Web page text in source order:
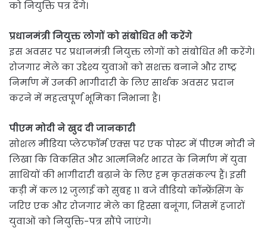
को नियुक्ति पत्र देंगे।
प्रधानमंत्री नियुक्त लोगों को संबोधित भी करेंगे
इस अवसर पर प्रधानमंत्री नियुक्त लोगों को संबोधित भी करेंगे।
रोजगार मेले का उद्देश्य युवाओं को सशक्त बनाने और राष्ट्र
निर्माण में उनकी भागीदारी के लिए सार्थक अवसर प्रदान
करने में महत्वपूर्ण भूमिका निभाना है।
पीएम मोदी ने खुद दी जानकारी
सोशल मीडिया प्लेटफॉर्म एक्स पर एक पोस्ट में पीएम मोदी ने
लिखा कि विकसित और आत्मनिर्भर भारत के निर्माण में युवा
साथियों की भागीदारी बढ़ाने के लिए हम कृतसंकल्प हैं। इसी
कड़ी में कल 12 जुलाई को सुबह 11 बजे वीडियो कॉन्फ्रेंसिंग के
जरिए एक और रोजगार मेले का हिस्सा बनूंगा, जिसमें हजारों
युवाओं को नियुक्ति-पत्र सौंपे जाएंगे।